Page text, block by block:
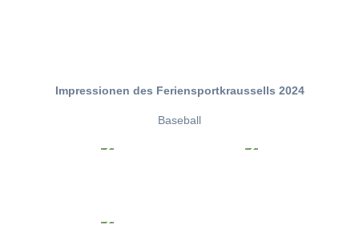
Impressionen des Feriensportkraussells 2024
Baseball